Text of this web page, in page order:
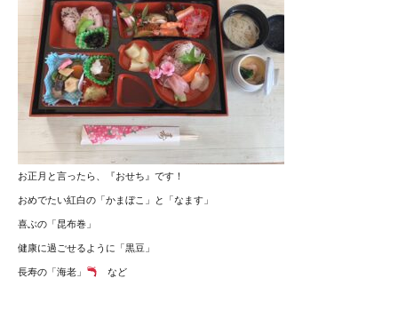
お正月と言ったら、『おせち』です！
おめでたい紅白の「かまぼこ」と「なます」
喜ぶの「昆布巻」
健康に過ごせるように「黒豆」
長寿の「海老」 など